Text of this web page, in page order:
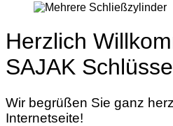
Herzlich
SAJAK
Wir begrüßen Sie ganz
Internetseite!